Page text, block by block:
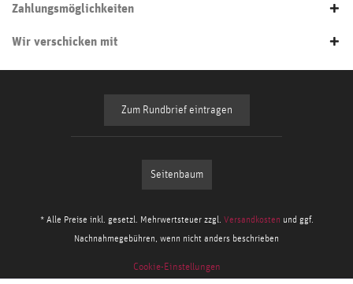
Zahlungsmöglichkeiten
Wir verschicken mit
Zum Rundbrief eintragen
Seitenbaum
* Alle Preise inkl. gesetzl. Mehrwertsteuer zzgl. Versandkosten und ggf.
Nachnahmegebühren, wenn nicht anders beschrieben
Cookie-Einstellungen